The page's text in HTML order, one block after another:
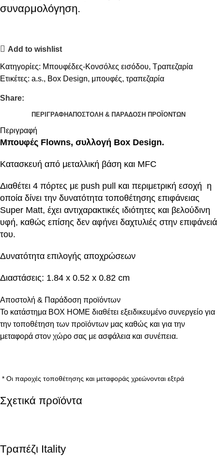
συναρμολόγηση.
Add to wishlist
Κατηγορίες: Μπουφέδες-Κονσόλες εισόδου, Τραπεζαρία
Ετικέτες: a.s., Box Design, μπουφές, τραπεζαρία
Share:
ΠΕΡΙΓΡΑΦΉΑΠΟΣΤΟΛΉ & ΠΑΡΆΔΟΣΗ ΠΡΟΪΌΝΤΩΝ
Περιγραφή
Μπουφές Flowns, συλλογή Box Design.
Κατασκευή από μεταλλική βάση και MFC
Διαθέτει 4 πόρτες με push pull και περιμετρική εσοχή η
οποία δίνει την δυνατότητα τοποθέτησης επιφάνειας
Super Matt, έχει αντιχαρακτικές ιδιότητες και βελούδινη
υφή, καθώς επίσης δεν αφήνει δαχτυλιές στην επιφάνειά
του.
Δυνατότητα επιλογής αποχρώσεων
Διαστάσεις: 1.84 x 0.52 x 0.82 cm
Αποστολή & Παράδοση προϊόντων
Το κατάστημα BOX HOME διαθέτει εξειδικευμένο συνεργείο για
την τοποθέτηση των προϊόντων μας καθώς και για την
μεταφορά στον χώρο σας με ασφάλεια και συνέπεια.
* Οι παροχές τοποθέτησης και μεταφοράς χρεώνονται εξτρά
Σχετικά προϊόντα
Τραπέζι Itality